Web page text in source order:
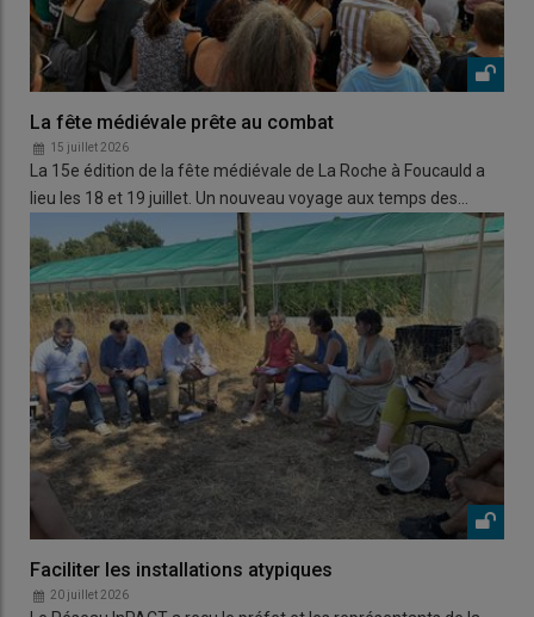
La fête médiévale prête au combat
15 juillet 2026
La 15e édition de la fête médiévale de La Roche à Foucauld a
lieu les 18 et 19 juillet. Un nouveau voyage aux temps des…
Faciliter les installations atypiques
20 juillet 2026